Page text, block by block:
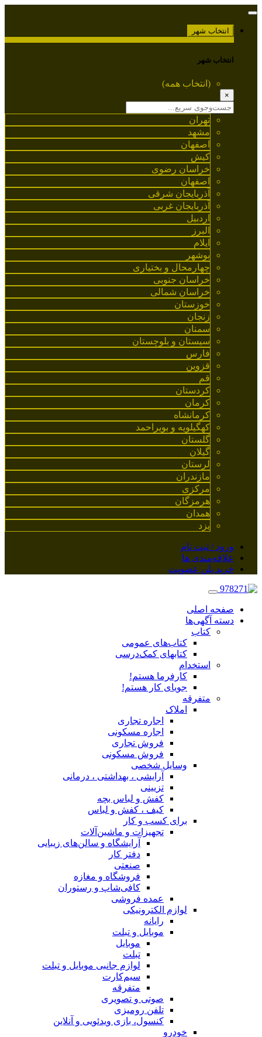
انتخاب شهر
انتخاب شهر
(انتخاب همه)
×
تهران
مشهد
اصفهان
کیش
خراسان رضوی
اصفهان
آذربایجان شرقی
آذربایجان غربی
اردبیل
البرز
ایلام
بوشهر
چهارمحال و بختیاری
خراسان جنوبی
خراسان شمالی
خوزستان
زنجان
سمنان
سیستان و بلوچستان
فارس
قزوین
قم
کردستان
کرمان
کرمانشاه
کهگیلویه و بویراحمد
گلستان
گیلان
لرستان
مازندران
مرکزی
هرمزگان
همدان
یزد
ورود / ثبت نام
علاقه‌مندی ها
خرید پلن عضویت
صفحه اصلی
دسته آگهی‌ها
کتاب
کتاب‌های عمومی
کتابهای کمک‌درسی
استخدام
کارفرما هستم!
جویای کار هستم!
متفرقه
املاک
اجاره تجاری
اجاره مسکونی
فروش تجاری
فروش مسکونی
وسایل شخصی
آرایشی ، بهداشتی ، درمانی
تزیینی
کفش و لباس بچه
کیف ، کفش و لباس
برای کسب و کار
تجهیزات و ماشین‌آلات
آرایشگاه و سالن‌های زیبایی
دفتر کار
صنعتی
فروشگاه و مغازه
کافی‌شاپ و رستوران
عمده فروشی
لوازم الکترونیکی
رایانه
موبایل و تبلت
موبایل
تبلت
لوازم جانبی موبایل و تبلت
سیم‌کارت
متفرقه
صوتی و تصویری
تلفن رومیزی
کنسول، بازی‌ ویدئویی و آنلاین
خودرو